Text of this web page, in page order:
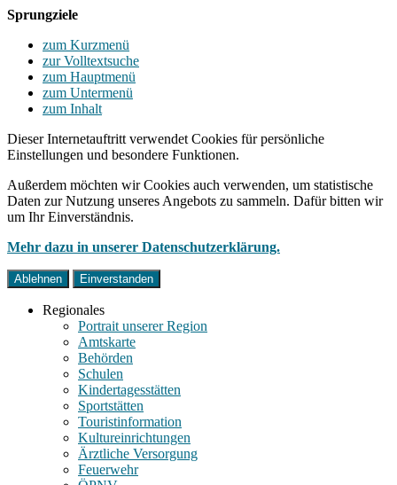
Sprungziele
zum Kurzmenü
zur Volltextsuche
zum Hauptmenü
zum Untermenü
zum Inhalt
Dieser Internetauftritt verwendet Cookies für persönliche
Einstellungen und besondere Funktionen.
Außerdem möchten wir Cookies auch verwenden, um statistische
Daten zur Nutzung unseres Angebots zu sammeln. Dafür bitten wir
um Ihr Einverständnis.
Mehr dazu in unserer Datenschutzerklärung.
Ablehnen Einverstanden
Regionales
Portrait unserer Region
Amtskarte
Behörden
Schulen
Kindertagesstätten
Sportstätten
Touristinformation
Kultureinrichtungen
Ärztliche Versorgung
Feuerwehr